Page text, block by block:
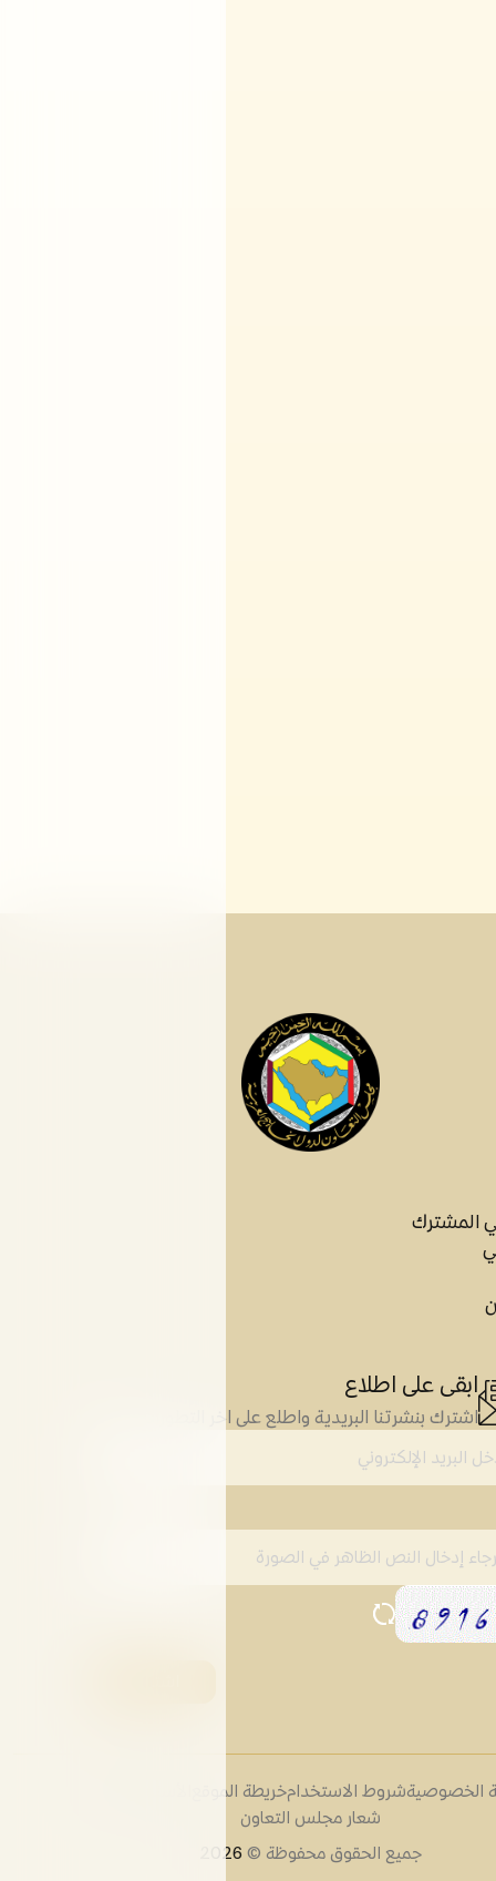
المشترك
ابقى على اطلاع
اشترك بنشرتنا البريدية واطلع على اخر التطورات
الخصوصيةشروط الاستخدامخريطة الموقع
شعار مجلس التعاون
جميع الحقوق محفوظة © 2026